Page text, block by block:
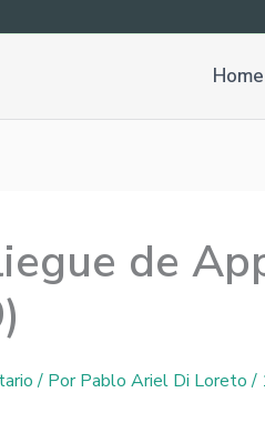
Home
de
/ PorPablo Ariel Di Loreto/